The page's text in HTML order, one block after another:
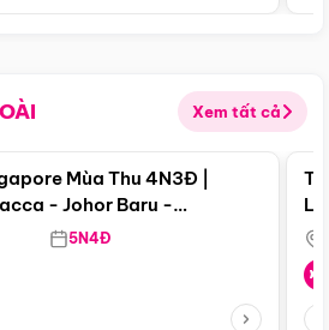
Xem tất cả
Điểm nổi bật
Mùa Thu 4N3Đ |
- Johor Baru -
5N4Đ